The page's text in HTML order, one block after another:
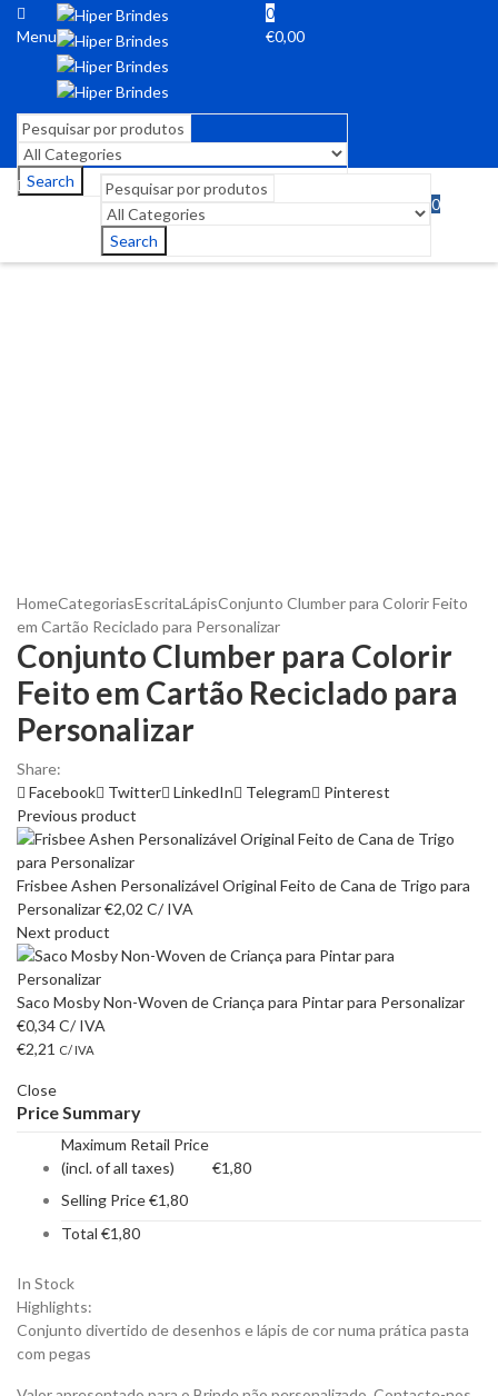
Menu
0
€0,00
Search
Search
0
HomeCategoriasEscritaLápisConjunto Clumber para Colorir Feito
em Cartão Reciclado para Personalizar
Conjunto Clumber para Colorir
Feito em Cartão Reciclado para
Personalizar
Share:
Facebook
Twitter LinkedIn Telegram
Pinterest
Previous product
Frisbee Ashen Personalizável Original Feito de Cana de Trigo para
Personalizar€2,02 C/ IVA
Next product
Saco Mosby Non-Woven de Criança para Pintar para Personalizar
€0,34C/ IVA
€2,21 C/ IVA
Close
Price Summary
Maximum Retail Price
(incl. of all taxes)
€1,80
Selling Price€1,80
Total €1,80
In Stock
Highlights:
Conjunto divertido de desenhos e lápis de cor numa prática pasta
com pegas